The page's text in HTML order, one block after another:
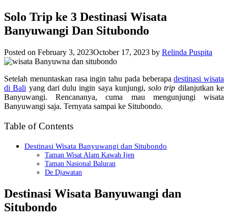
Solo Trip ke 3 Destinasi Wisata
Banyuwangi Dan Situbondo
Posted on February 3, 2023October 17, 2023 by Relinda Puspita
Setelah menuntaskan rasa ingin tahu pada beberapadestinasi wisata
di Bali yang dari dulu ingin saya kunjungi,solo trip dilanjutkan ke
Banyuwangi. Rencananya, cuma mau mengunjungi wisata
Banyuwangi saja. Ternyata sampai ke Situbondo.
Table of Contents
Destinasi Wisata Banyuwangi dan Situbondo
Taman Wisat Alam Kawah Ijen
Taman Nasional Baluran
De Djawatan
Destinasi Wisata Banyuwangi dan
Situbondo